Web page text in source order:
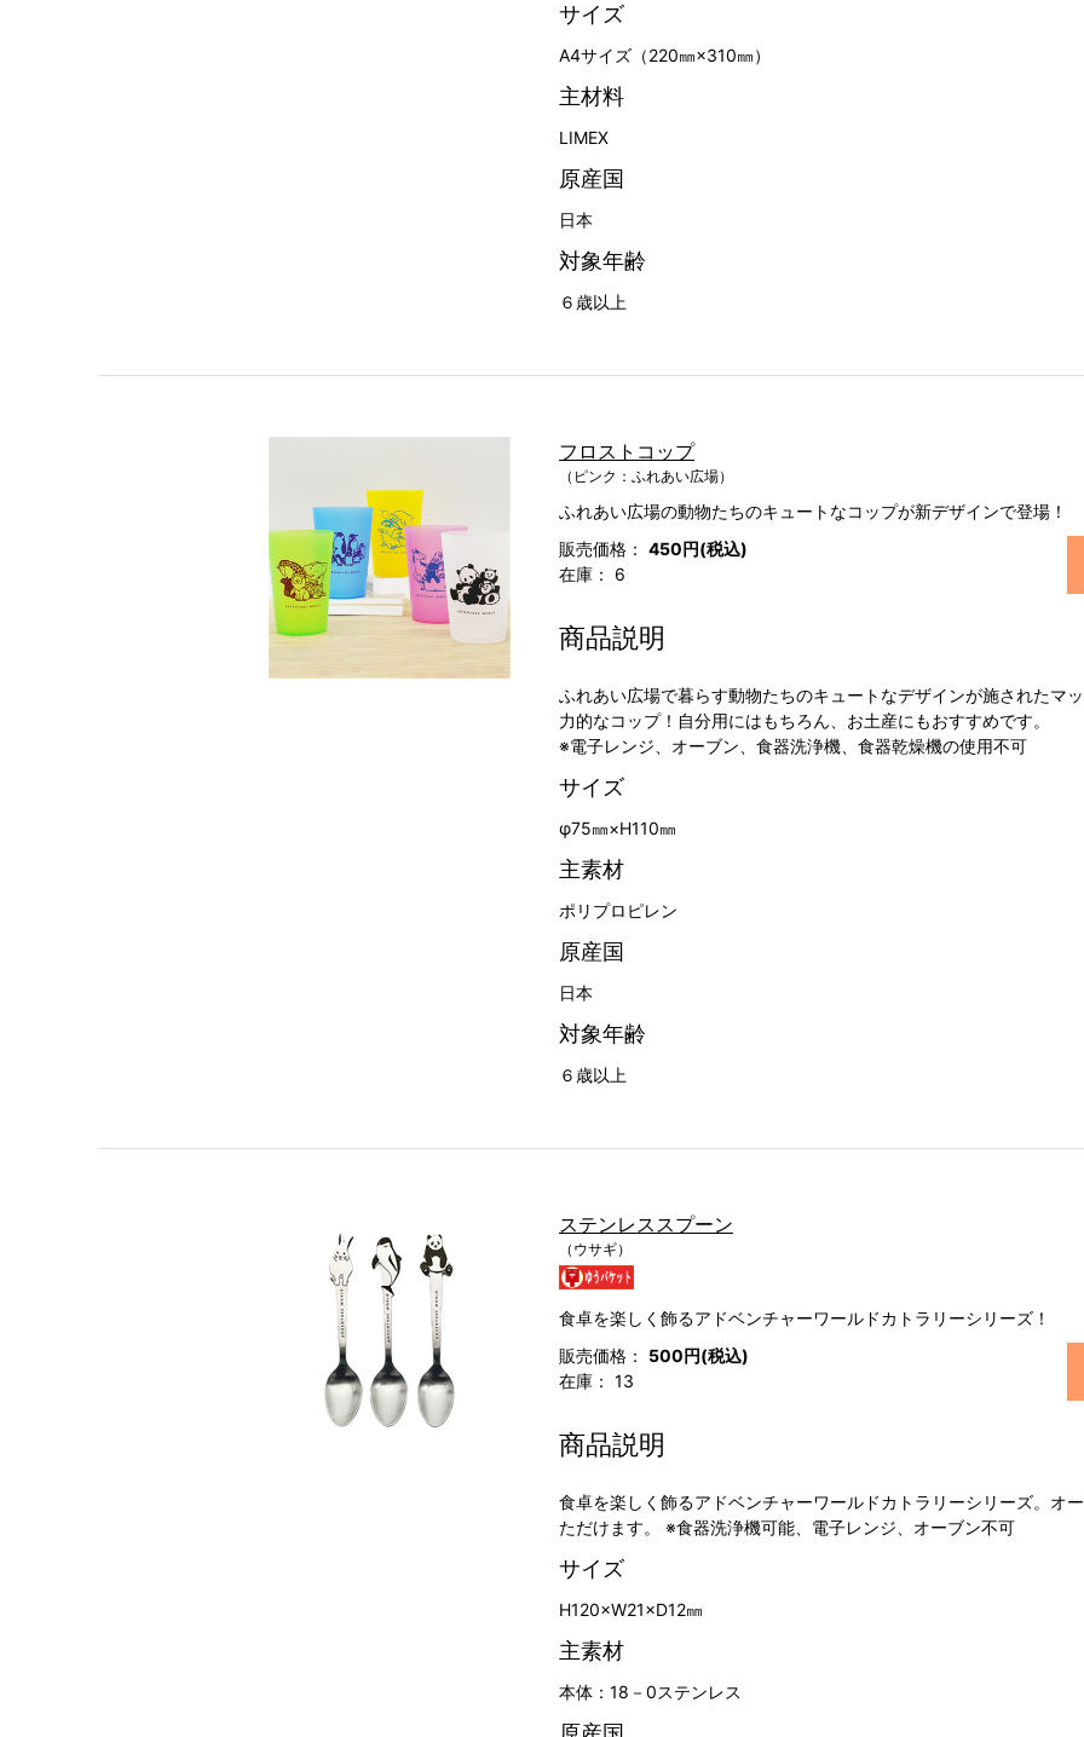
サイズ
A4サイズ（220㎜×310㎜）
主材料
LIMEX
原産国
日本
対象年齢
６歳以上
フロストコップ
（ピンク：ふれあい広場）
ふれあい広場の動物たちのキュートなコップが新デザインで登場！
販売価格： 450円(税込)
在庫：
6
商品説明
ふれあい広場で暮らす動物たちのキュートなデザインが施されたマ
力的なコップ！自分用にはもちろん、お土産にもおすすめです。
※電子レンジ、オーブン、食器洗浄機、食器乾燥機の使用不可
サイズ
φ75㎜×H110㎜
主素材
ポリプロピレン
原産国
日本
対象年齢
６歳以上
ステンレススプーン
（ウサギ）
食卓を楽しく飾るアドベンチャーワールドカトラリーシリーズ！
販売価格：
500円(税込)
在庫： 13
商品説明
食卓を楽しく飾るアドベンチャーワールドカトラリーシリーズ。オ
ただけます。 ※食器洗浄機可能、電子レンジ、オーブン不可
サイズ
H120×W21×D12㎜
主素材
本体：18－0ステンレス